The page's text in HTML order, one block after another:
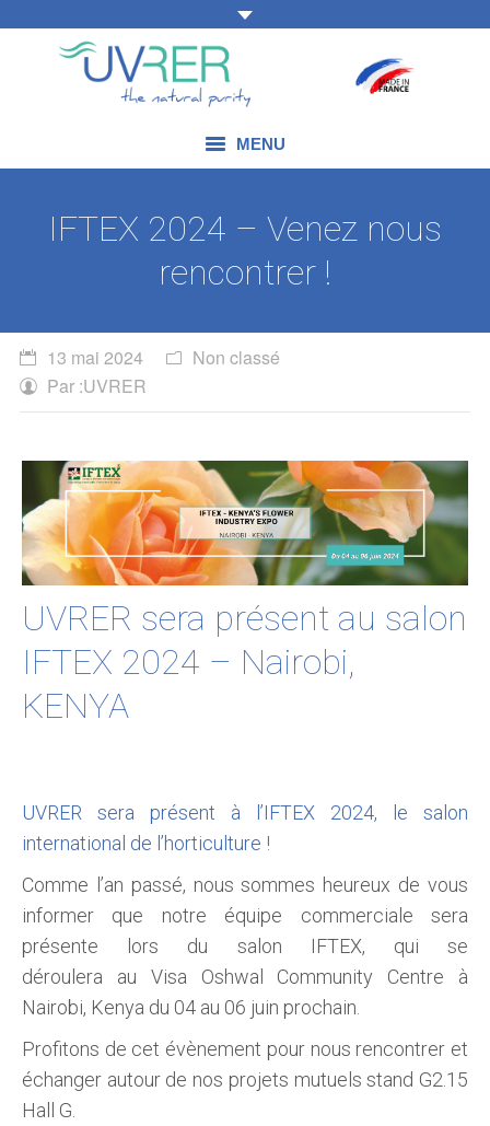
MENU
NOS ACTUALITÉS
IFTEX 2024 – Venez nous
rencontrer !
13 mai 2024
Non classé
Par :UVRER
UVRER sera présent au salon
IFTEX 2024 – Nairobi,
KENYA
UVRER sera présent à l’IFTEX 2024, le salon
international de l’horticulture !
Comme l’an passé, nous sommes heureux de vous
informer que notre équipe commerciale sera
présente lors du salon IFTEX, qui se
déroulera au Visa Oshwal Community Centre à
Nairobi, Kenya du 04 au 06 juin prochain.
Profitons de cet évènement pour nous rencontrer et
échanger autour de nos projets mutuels stand G2.15
Hall G.